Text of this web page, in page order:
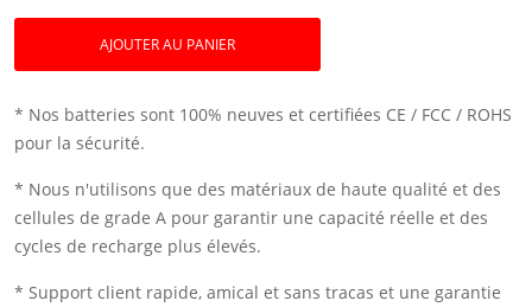
AJOUTER AU PANIER
* Nos batteries sont 100% neuves et certifiées CE / FCC / ROHS
pour la sécurité.
* Nous n'utilisons que des matériaux de haute qualité et des
cellules de grade A pour garantir une capacité réelle et des
cycles de recharge plus élevés.
* Support client rapide, amical et sans tracas et une garantie